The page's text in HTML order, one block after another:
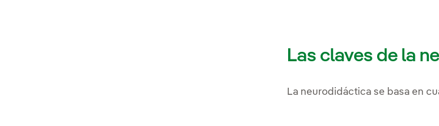
Las claves de la
La neurodidáctica se basa en